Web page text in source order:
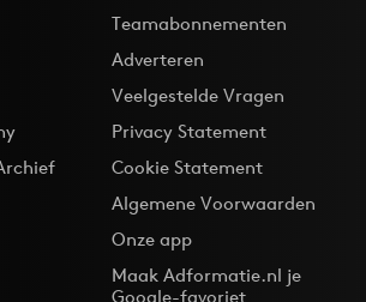
Teamabonnementen
Adverteren
Veelgestelde Vragen
Privacy Statement
Cookie Statement
Algemene Voorwaarden
Onze app
Maak Adformatie.nl je
Google-favoriet